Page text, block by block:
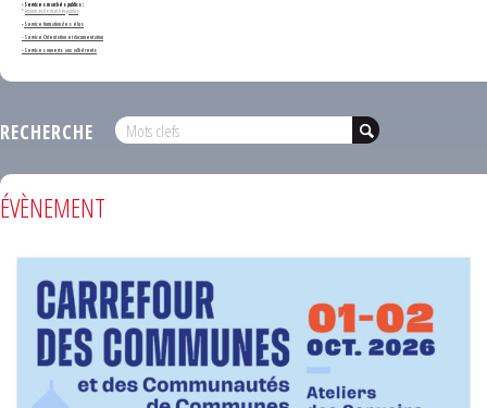
- Services marchés publics :
*Annonces de marchés publics
-Service formation des élus
- Service Orientation et documentation
- Services ouverts aux adhérents
RECHERCHE
ÉVÈNEMENT